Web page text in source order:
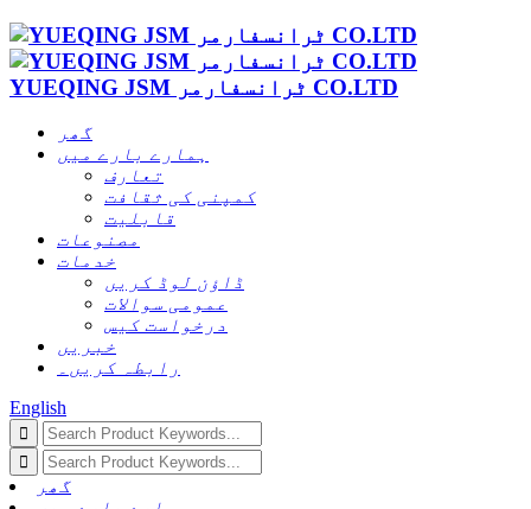
YUEQING JSM ٹرانسفارمر CO.LTD
گھر
ہمارے بارے میں
تعارف
کمپنی کی ثقافت
قابلیت
مصنوعات
خدمات
ڈاؤن لوڈ کریں
عمومی سوالات
درخواست کیس
خبریں
رابطہ کریں۔
English
گھر